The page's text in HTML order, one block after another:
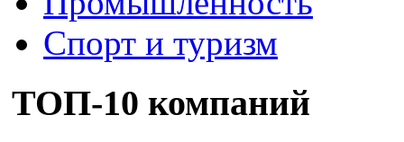
Спорт и туризм
ТОП-10 компаний